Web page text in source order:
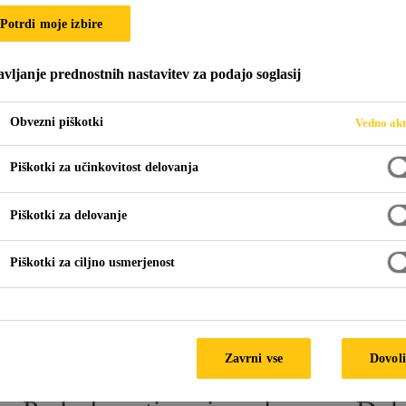
FR
folija za izvedbo parne zapore, narejena iz navzkrižno
sposobnosti in njene specifične teže ter
konstrukcijo.
hoje je idealna za uporabo na profiliranih kovinskih
Potrdi moje izbire
prednostnih nastavitev za podajo soglasij
Obvezni piškotki Vedno
Piškotki za učinkovitost delovanja
Piškotki za delovanje
Piškotki za ciljno usmerjenost
Zavrni vse